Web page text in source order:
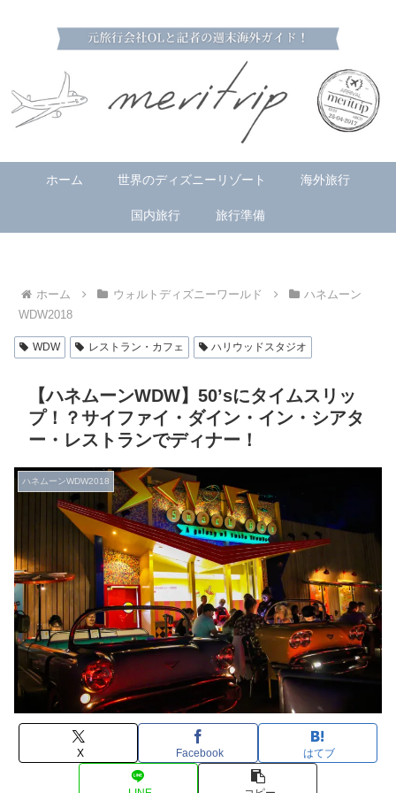
ホーム 世界のディズニーリゾート 海外旅行
国内旅行 旅行準備
ホーム ウォルトディズニーワールド
ハネムーン
WDW2018
WDW レストラン・カフェ ハリウッドスタジオ
【ハネムーンWDW】50’sにタイムスリッ
プ！？サイファイ・ダイン・イン・シアタ
ー・レストランでディナー！
ハネムーンWDW2018
X Facebook はてブ